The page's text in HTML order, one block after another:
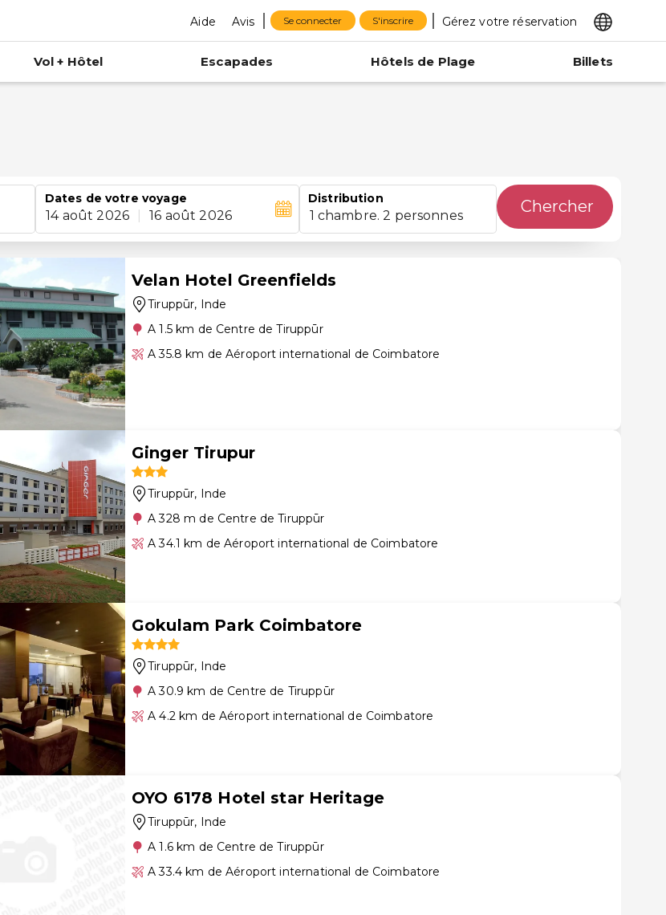
Aide Avis Se connecter S'inscrire Gérez votre réservation
Vol + Hôtel Escapades Hôtels de Plage Billets
Dates de votre voyage
14 août 2026 16 août 2026
Distribution
1 chambre. 2 personnes Chercher
Velan Hotel Greenfields
Tiruppūr, Inde
A 1.5 km de Centre de Tiruppūr
A 35.8 km de Aéroport international de Coimbatore
Ginger Tirupur
Tiruppūr, Inde
A 328 m de Centre de Tiruppūr
A 34.1 km de Aéroport international de Coimbatore
Gokulam Park Coimbatore
Tiruppūr, Inde
A 30.9 km de Centre de Tiruppūr
A 4.2 km de Aéroport international de Coimbatore
OYO 6178 Hotel star Heritage
Tiruppūr, Inde
A 1.6 km de Centre de Tiruppūr
A 33.4 km de Aéroport international de Coimbatore